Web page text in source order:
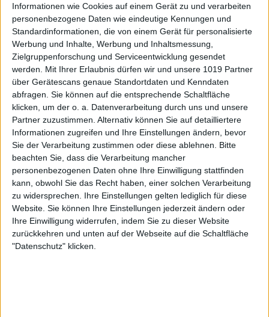
Informationen wie Cookies auf einem Gerät zu und verarbeiten
personenbezogene Daten wie eindeutige Kennungen und
Standardinformationen, die von einem Gerät für personalisierte
Werbung und Inhalte, Werbung und Inhaltsmessung,
Zielgruppenforschung und Serviceentwicklung gesendet
werden.
Mit Ihrer Erlaubnis dürfen wir und unsere 1019 Partner
über Gerätescans genaue Standortdaten und Kenndaten
abfragen. Sie können auf die entsprechende Schaltfläche
klicken, um der o. a. Datenverarbeitung durch uns und unsere
Partner zuzustimmen. Alternativ können Sie auf detailliertere
Informationen zugreifen und Ihre Einstellungen ändern, bevor
Sie der Verarbeitung zustimmen oder diese ablehnen.
Bitte
beachten Sie, dass die Verarbeitung mancher
personenbezogenen Daten ohne Ihre Einwilligung stattfinden
kann, obwohl Sie das Recht haben, einer solchen Verarbeitung
zu widersprechen. Ihre Einstellungen gelten lediglich für diese
Website. Sie können Ihre Einstellungen jederzeit ändern oder
Ihre Einwilligung widerrufen, indem Sie zu dieser Website
zurückkehren und unten auf der Webseite auf die Schaltfläche
"Datenschutz" klicken.